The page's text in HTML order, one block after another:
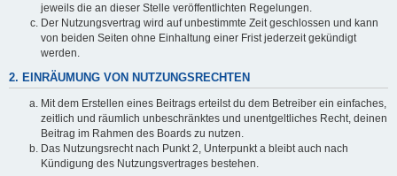
jeweils die an dieser Stelle veröffentlichten Regelungen.
Der Nutzungsvertrag wird auf unbestimmte Zeit geschlossen und kann
von beiden Seiten ohne Einhaltung einer Frist jederzeit gekündigt
werden.
2. EINRÄUMUNG VON NUTZUNGSRECHTEN
Mit dem Erstellen eines Beitrags erteilst du dem Betreiber ein einfaches,
zeitlich und räumlich unbeschränktes und unentgeltliches Recht, deinen
Beitrag im Rahmen des Boards zu nutzen.
Das Nutzungsrecht nach Punkt 2, Unterpunkt a bleibt auch nach
Kündigung des Nutzungsvertrages bestehen.